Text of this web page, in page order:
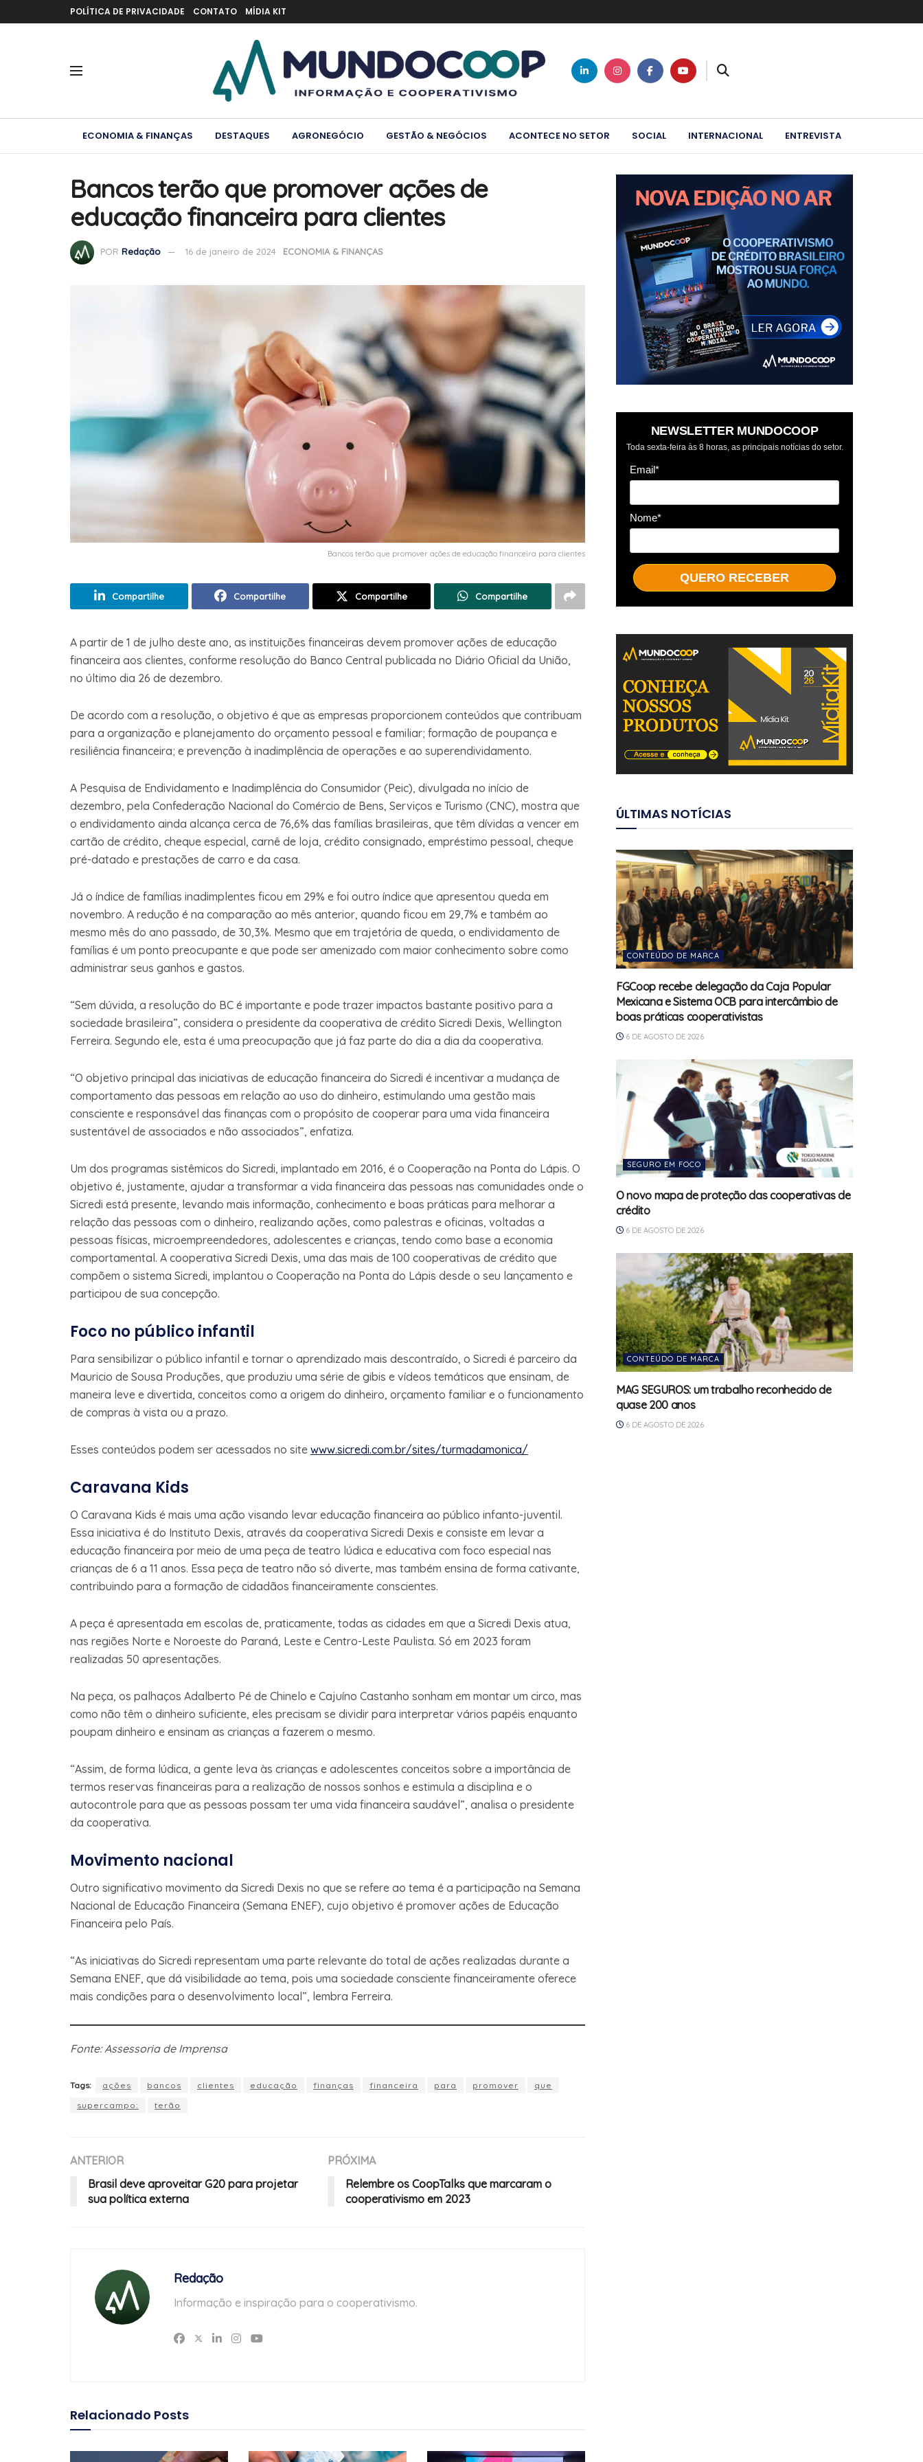
POLÍTICA DE PRIVACIDADE CONTATO MÍDIA KIT
ECONOMIA & FINANÇAS DESTAQUES AGRONEGÓCIO GESTÃO & NEGÓCIOS ACONTECE NO SETOR SOCIAL INTERNACIONAL ENTREVISTA
Bancos terão que promover ações de
educação financeira para clientes
POR Redação 16 de janeiro de 2024 ECONOMIA & FINANÇAS
Bancos terão que promover ações de educação financeira para clientes
Compartilhe Compartilhe Compartilhe Compartilhe
A partir de 1 de julho deste ano, as instituições financeiras devem promover ações de educação
financeira aos clientes, conforme resolução do Banco Central publicada no Diário Oficial da União,
no último dia 26 de dezembro.
De acordo com a resolução, o objetivo é que as empresas proporcionem conteúdos que contribuam
para a organização e planejamento do orçamento pessoal e familiar; formação de poupança e
resiliência financeira; e prevenção à inadimplência de operações e ao superendividamento.
A Pesquisa de Endividamento e Inadimplência do Consumidor (Peic), divulgada no início de
dezembro, pela Confederação Nacional do Comércio de Bens, Serviços e Turismo (CNC), mostra que
o endividamento ainda alcança cerca de 76,6% das famílias brasileiras, que têm dívidas a vencer em
cartão de crédito, cheque especial, carnê de loja, crédito consignado, empréstimo pessoal, cheque
pré-datado e prestações de carro e da casa.
Já o índice de famílias inadimplentes ficou em 29% e foi outro índice que apresentou queda em
novembro. A redução é na comparação ao mês anterior, quando ficou em 29,7% e também ao
mesmo mês do ano passado, de 30,3%. Mesmo que em trajetória de queda, o endividamento de
famílias é um ponto preocupante e que pode ser amenizado com maior conhecimento sobre como
administrar seus ganhos e gastos.
“Sem dúvida, a resolução do BC é importante e pode trazer impactos bastante positivo para a
sociedade brasileira”, considera o presidente da cooperativa de crédito Sicredi Dexis, Wellington
Ferreira. Segundo ele, esta é uma preocupação que já faz parte do dia a dia da cooperativa.
“O objetivo principal das iniciativas de educação financeira do Sicredi é incentivar a mudança de
comportamento das pessoas em relação ao uso do dinheiro, estimulando uma gestão mais
consciente e responsável das finanças com o propósito de cooperar para uma vida financeira
sustentável de associados e não associados”, enfatiza.
Um dos programas sistêmicos do Sicredi, implantado em 2016, é o Cooperação na Ponta do Lápis. O
objetivo é, justamente, ajudar a transformar a vida financeira das pessoas nas comunidades onde o
Sicredi está presente, levando mais informação, conhecimento e boas práticas para melhorar a
relação das pessoas com o dinheiro, realizando ações, como palestras e oficinas, voltadas a
pessoas físicas, microempreendedores, adolescentes e crianças, tendo como base a economia
comportamental. A cooperativa Sicredi Dexis, uma das mais de 100 cooperativas de crédito que
compõem o sistema Sicredi, implantou o Cooperação na Ponta do Lápis desde o seu lançamento e
participou de sua concepção.
Foco no público infantil
Para sensibilizar o público infantil e tornar o aprendizado mais descontraído, o Sicredi é parceiro da
Mauricio de Sousa Produções, que produziu uma série de gibis e vídeos temáticos que ensinam, de
maneira leve e divertida, conceitos como a origem do dinheiro, orçamento familiar e o funcionamento
de compras à vista ou a prazo.
Esses conteúdos podem ser acessados no site www.sicredi.com.br/sites/turmadamonica/
Caravana Kids
O Caravana Kids é mais uma ação visando levar educação financeira ao público infanto-juventil.
Essa iniciativa é do Instituto Dexis, através da cooperativa Sicredi Dexis e consiste em levar a
educação financeira por meio de uma peça de teatro lúdica e educativa com foco especial nas
crianças de 6 a 11 anos. Essa peça de teatro não só diverte, mas também ensina de forma cativante,
contribuindo para a formação de cidadãos financeiramente conscientes.
A peça é apresentada em escolas de, praticamente, todas as cidades em que a Sicredi Dexis atua,
nas regiões Norte e Noroeste do Paraná, Leste e Centro-Leste Paulista. Só em 2023 foram
realizadas 50 apresentações.
Na peça, os palhaços Adalberto Pé de Chinelo e Cajuíno Castanho sonham em montar um circo, mas
como não têm o dinheiro suficiente, eles precisam se dividir para interpretar vários papéis enquanto
poupam dinheiro e ensinam as crianças a fazerem o mesmo.
“Assim, de forma lúdica, a gente leva às crianças e adolescentes conceitos sobre a importância de
termos reservas financeiras para a realização de nossos sonhos e estimula a disciplina e o
autocontrole para que as pessoas possam ter uma vida financeira saudável”, analisa o presidente
da cooperativa.
Movimento nacional
Outro significativo movimento da Sicredi Dexis no que se refere ao tema é a participação na Semana
Nacional de Educação Financeira (Semana ENEF), cujo objetivo é promover ações de Educação
Financeira pelo País.
“As iniciativas do Sicredi representam uma parte relevante do total de ações realizadas durante a
Semana ENEF, que dá visibilidade ao tema, pois uma sociedade consciente financeiramente oferece
mais condições para o desenvolvimento local”, lembra Ferreira.
Fonte: Assessoria de Imprensa
Tags: ações bancos clientes educação finanças financeira para promover
que
supercampo:
terão
ANTERIOR
Brasil deve aproveitar G20 para projetar
sua política externa
PRÓXIMA
Relembre os CoopTalks que marcaram o
cooperativismo em 2023
Redação
Informação e inspiração para o cooperativismo.
Relacionado Posts
NEWSLETTER MUNDOCOOP
Toda sexta-feira às 8 horas, as principais notícias do setor.
Email*
Nome*
QUERO RECEBER
ÚLTIMAS NOTÍCIAS
CONTEÚDO DE MARCA
FGCoop recebe delegação da Caja Popular
Mexicana e Sistema OCB para intercâmbio de
boas práticas cooperativistas
6 DE AGOSTO DE 2026
SEGURO EM FOCO
O novo mapa de proteção das cooperativas de
crédito
6 DE AGOSTO DE 2026
CONTEÚDO DE MARCA
MAG SEGUROS: um trabalho reconhecido de
quase 200 anos
6 DE AGOSTO DE 2026